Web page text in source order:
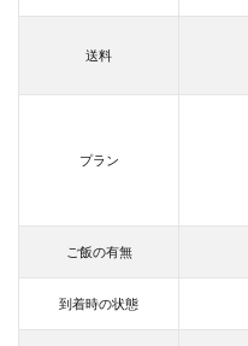
送料
プラン
ご飯の有無
到着時の状態